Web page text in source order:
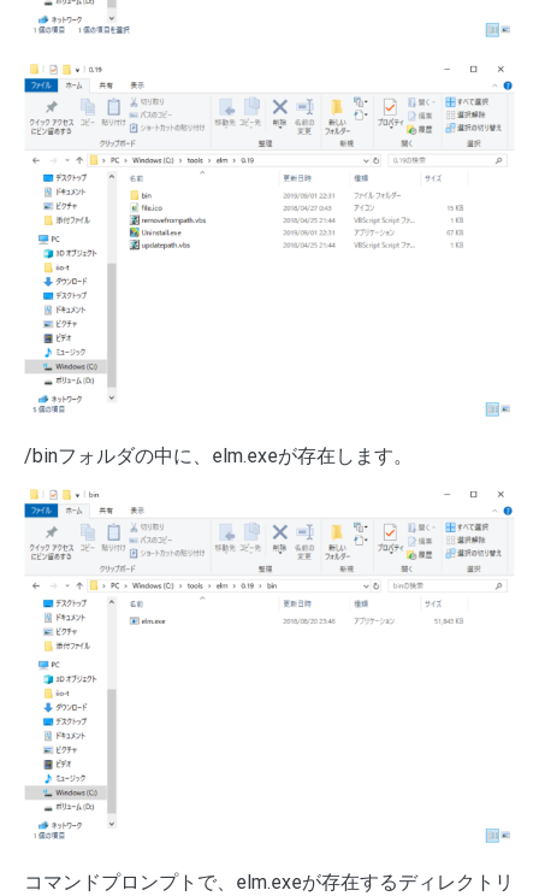
/binフォルダの中に、elm.exeが存在します。
コマンドプロンプトで、elm.exeが存在するディレクトリ